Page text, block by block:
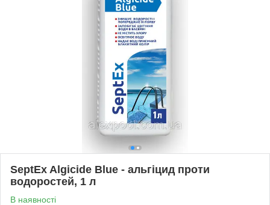
SeptEx Algicide Blue - альгіцид проти
водоростей, 1 л
В наявності